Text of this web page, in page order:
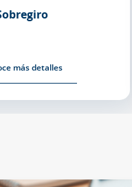
más detalles